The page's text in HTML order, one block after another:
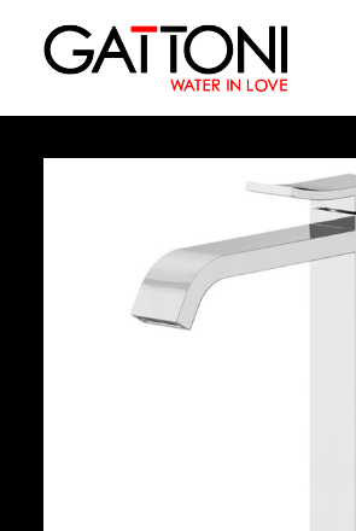
Oружающая среда
Продукция